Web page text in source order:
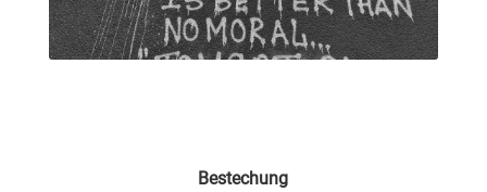
Bestechung